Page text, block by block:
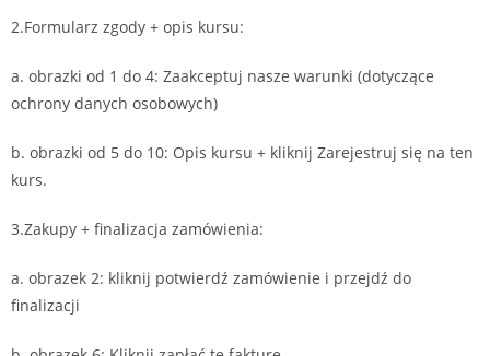
2.Formularz zgody + opis kursu:
a. obrazki od 1 do 4: Zaakceptuj nasze warunki (dotyczące
ochrony danych osobowych)
b. obrazki od 5 do 10: Opis kursu + kliknij Zarejestruj się na ten
kurs.
3.Zakupy + finalizacja zamówienia:
a. obrazek 2: kliknij potwierdź zamówienie i przejdź do
finalizacji